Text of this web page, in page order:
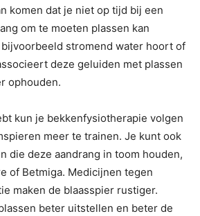
komen dat je niet op tijd bij een
om te moeten plassen kan
stromend water hoort of
deze geluiden met plassen
ophouden.
kun je bekkenfysiotherapie volgen
meer te trainen. Je kunt ook
die deze aandrang in toom houden,
of Betmiga. Medicijnen tegen
maken de blaasspier rustiger.
beter uitstellen en beter de